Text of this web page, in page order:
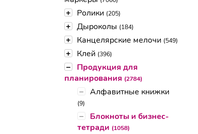
+ Ролики (205)
+ Дыроколы (184)
+ Канцелярские мелочи (549)
+ Клей (396)
–
Продукция для
планирования (2784)
– Алфавитные книжки
(9)
–
Блокноты и бизнес-
тетради (1058)